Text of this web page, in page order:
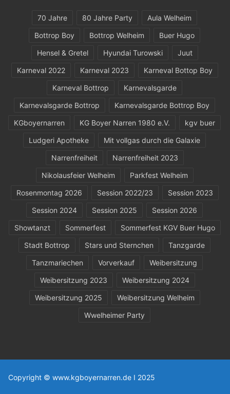
70 Jahre 80 Jahre Party
Aula Welheim
Bottrop Boy
Bottrop Welheim
Buer Hugo
Hensel & Gretel
Hyundai Turowski
Juut
Karneval 2022
Karneval 2023
Karneval Bottop Boy
Karneval Bottrop
Karnevalsgarde
Karnevalsgarde Bottrop
Karnevalsgarde Bottrop Boy
KGboyernarren
KG Boyer Narren 1980 e.V.
kgv buer
Ludgeri Apotheke
Mit vollgas durch die Galaxie
Narrenfreiheit
Narrenfreiheit 2023
Nikolausfeier Welheim
Parkfest Welheim
Rosenmontag 2026
Session 2022/23
Session 2023
Session 2024
Session 2025
Session 2026
Showtanzt
Sommerfest
Sommerfest KGV Buer Hugo
Stadt Bottrop
Stars und Sternchen
Tanzgarde
Tanzmariechen
Vorverkauf
Weibersitzung
Weibersitzung 2023
Weibersitzung 2024
Weibersitzung 2025
Weibersitzung Welheim
Wwelheimer Party
Copyright © www.kgboyernarren.de I 2025